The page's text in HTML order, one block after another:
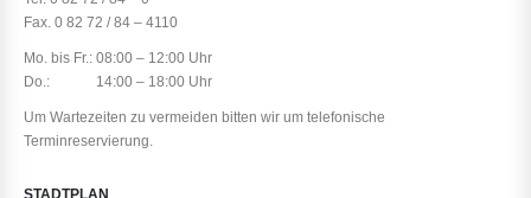
Fax. 0 82 72 / 84 – 4110
Mo. bis Fr.: 08:00 – 12:00 Uhr
Do.: 14:00 – 18:00 Uhr
Um Wartezeiten zu vermeiden bitten wir um telefonische
Terminreservierung.
STADTPLAN